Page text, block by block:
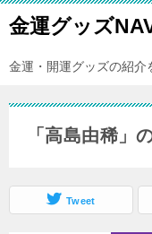
金運グッズ
金運・開運グッズの紹介
「高島由稀」
Tweet